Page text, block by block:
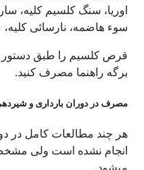
اوریا، سنگ کلسیم کلیه،
سوء هاضمه، نارسائی
قرص کلسیم را طبق دستور
برگه راهنما مصرف کنید.
مصرف در دوران بارداری و
هر چند مطالعات کامل در
انجام نشده است ولی